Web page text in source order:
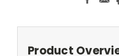
Product